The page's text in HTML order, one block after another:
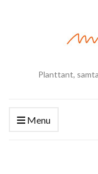
Planttant,
Menu